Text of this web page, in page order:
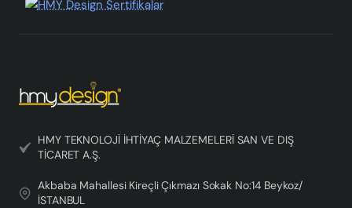
HMY TEKNOLOJİ İHTİYAÇ MALZEMELERİ SAN VE DIŞ
TİCARET A.Ş.
Akbaba Mahallesi Kireçli Çıkmazı Sokak No:14 Beykoz/
İSTANBUL